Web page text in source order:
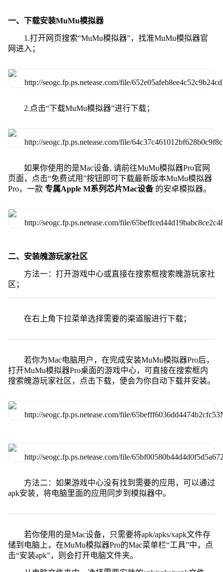
一、下载安装MuMu模拟器
1.打开网页搜索“MuMu模拟器”，找准MuMu模拟器官
网进入；
2.点击“下载MuMu模拟器”进行下载；
如果你使用的是Mac设备, 请前往MuMu模拟器Pro官网
页面，点击“免费试用”按钮即可下载最新版本MuMu模拟器
Pro，一款 专属Apple M系列芯片Mac设备 的安卓模拟器。
二、安装魄游玩家社区
方法一：打开游戏中心或直接在搜索框搜索魄游玩家社
区；
在右上角下拉菜单选择需要的渠道服进行下载；
若你为Mac电脑用户，在完成安装MuMu模拟器Pro后，
打开MuMu模拟器Pro桌面的游戏中心，可直接在搜索框内
搜索魄游玩家社区，点击下载，便会为你自动下载并安装。
方法二：如果游戏中心没有找到需要的应用，可以通过
apk安装，将电脑里面的应用同步到模拟器中。
若你使用的是Mac设备，只需要将apk/apks/xapk文件存
储到电脑上，在MuMu模拟器Pro的Mac菜单栏“工具”中，点
击“安装apk”，则会打开电脑文件夹。